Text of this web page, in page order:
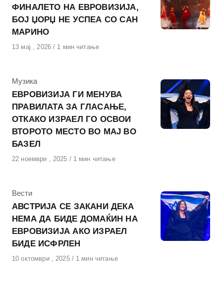
ФИНАЛЕТО НА ЕВРОВИЗИЈА,
БОЈ ЏОРЏ НЕ УСПЕА СО САН
МАРИНО
Објавено
13 мај , 2026 1 мин читање
КАтегорија
Музика
ЕВРОВИЗИЈА ГИ МЕНУВА
ПРАВИЛАТА ЗА ГЛАСАЊЕ,
ОТКАКО ИЗРАЕЛ ГО ОСВОИ
ВТОРОТО МЕСТО ВО МАЈ ВО
БАЗЕЛ
Објавено
22 ноември , 2025 1 мин читање
КАтегорија
Вести
АВСТРИЈА СЕ ЗАКАНИ ДЕКА
НЕМА ДА БИДЕ ДОМАЌИН НА
ЕВРОВИЗИЈА АКО ИЗРАЕЛ
БИДЕ ИСФРЛЕН
Објавено
10 октомври , 2025 1 мин читање